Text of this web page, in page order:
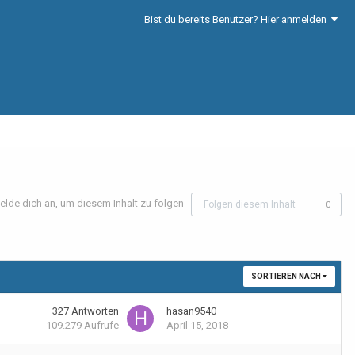
Bist du bereits Benutzer? Hier anmelden
dich an, um diesem Inhalt zu folgen Folgen diesem Inhalt 0
SORTIEREN NACH
327 Antworten
109.279 Aufrufe
hasan9540
April 15, 2018